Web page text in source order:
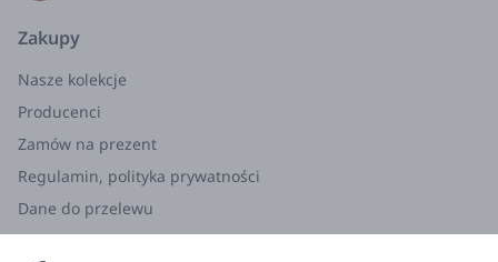
Zakupy
Nasze kolekcje
Producenci
Zamów na prezent
Regulamin, polityka prywatności
Dane do przelewu
Zwroty, wymiana, reklamacja